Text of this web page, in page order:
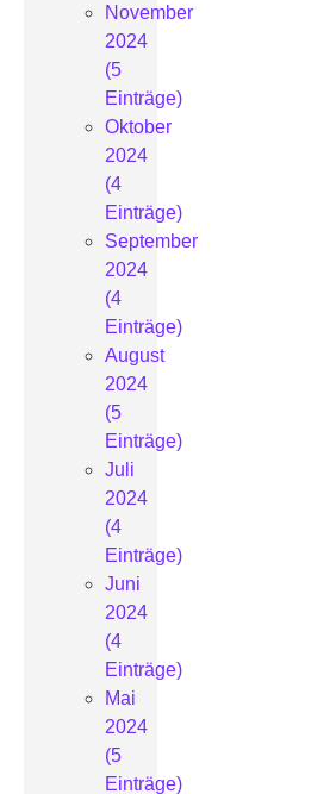
November
2024
(5
Einträge)
Oktober
2024
(4
Einträge)
September
2024
(4
Einträge)
August
2024
(5
Einträge)
Juli
2024
(4
Einträge)
Juni
2024
(4
Einträge)
Mai
2024
(5
Einträge)